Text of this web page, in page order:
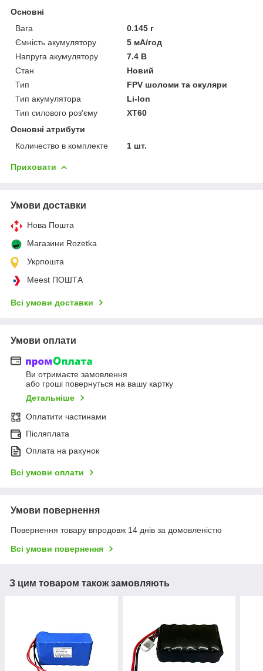
Основні
Вага
0.145 г
Ємність акумулятору
5 мА/год
Напруга акумулятору
7.4 В
Стан
Новий
Тип
FPV шоломи та окуляри
Тип акумулятора
Li-Ion
Тип силового роз'єму
XT60
Основні атрибути
Количество в комплекте
1 шт.
Приховати
Умови доставки
Нова Пошта
Магазини Rozetka
Укрпошта
Meest ПОШТА
Всі умови доставки
Умови оплати
Ви отримаєте замовлення
або гроші повернуться на вашу картку
Детальніше
Оплатити частинами
Післяплата
Оплата на рахунок
Всі умови оплати
Умови повернення
Повернення товару впродовж 14 днів за домовленістю
Всі умови повернення
З цим товаром також замовляють